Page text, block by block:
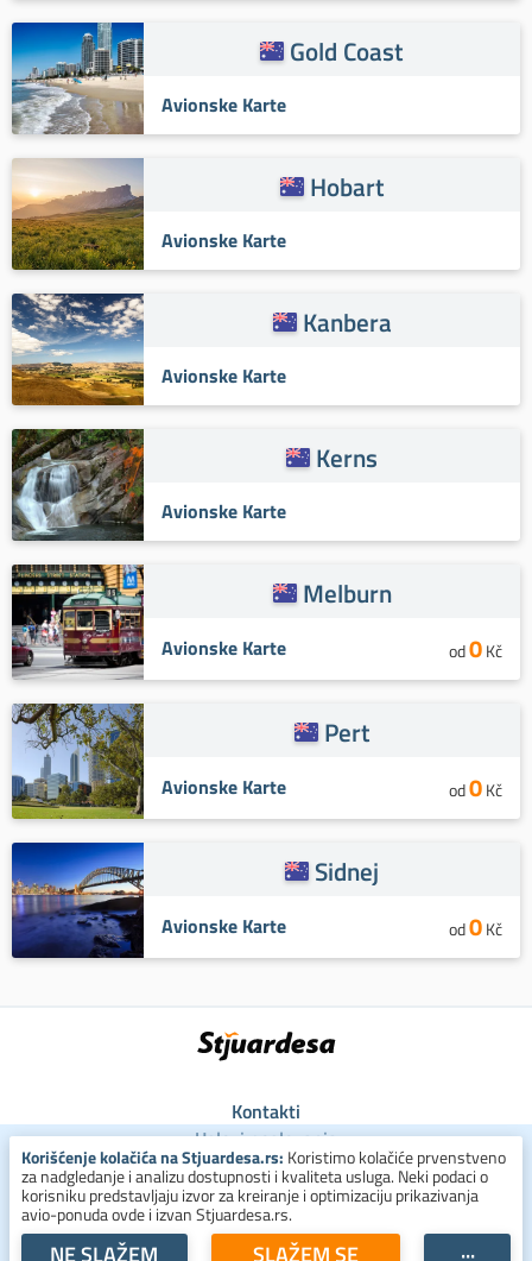
Gold Coast
Avionske Karte
Hobart
Avionske Karte
Kanbera
Avionske Karte
Kerns
Avionske Karte
Melburn
Avionske Karte od0Kč
Pert
Avionske Karte od0Kč
Sidnej
Avionske Karte od0Kč
Kontakti
Uslovi poslovanja
Uslovi za kolačiće
Zaštita ličnih podataka
+381 800 300 137
Korišćenje kolačića na Stjuardesa.rs: Koristimo kolačiće prvenstveno
za nadgledanje i analizu dostupnosti i kvaliteta usluga. Neki podaci o
korisniku predstavljaju izvor za kreiranje i optimizaciju prikazivanja
avio-ponuda ovde i izvan Stjuardesa.rs.
NE SLAŽEM SLAŽEM SE ···